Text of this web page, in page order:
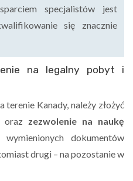
specjalistów jest
się znacznie
na legalny pobyt i
Kanady, należy złożyć
oraz zezwolenie na naukę
dokumentów
drugi – na pozostanie w